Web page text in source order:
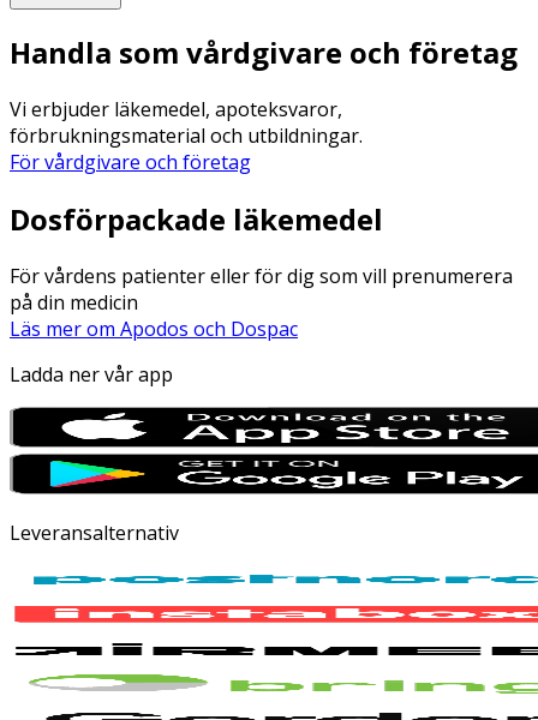
Handla som vårdgivare och företag
Vi erbjuder läkemedel, apoteksvaror,
förbrukningsmaterial och utbildningar.
För vårdgivare och företag
Dosförpackade läkemedel
För vårdens patienter eller för dig som vill prenumerera
på din medicin
Läs mer om Apodos och Dospac
Ladda ner vår app
Leveransalternativ